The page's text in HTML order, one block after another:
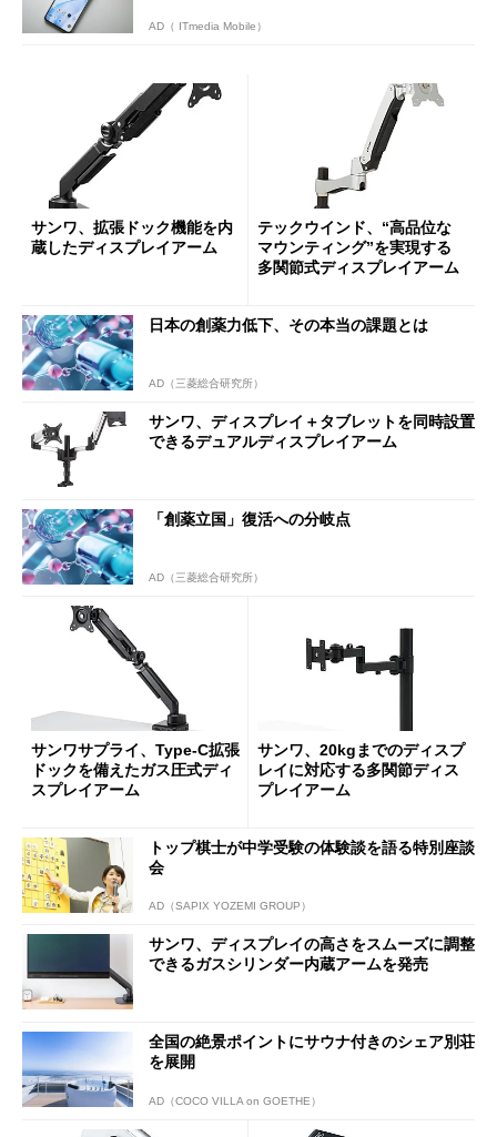
AD（ ITmedia Mobile）
サンワ、拡張ドック機能を内
蔵したディスプレイアーム
テックウインド、“高品位な
マウンティング”を実現する
多関節式ディスプレイアーム
日本の創薬力低下、その本当の課題とは
AD（三菱総合研究所）
サンワ、ディスプレイ＋タブレットを同時設置
できるデュアルディスプレイアーム
「創薬立国」復活への分岐点
AD（三菱総合研究所）
サンワサプライ、Type-C拡張
ドックを備えたガス圧式ディ
スプレイアーム
サンワ、20kgまでのディスプ
レイに対応する多関節ディス
プレイアーム
トップ棋士が中学受験の体験談を語る特別座談
会
AD（SAPIX YOZEMI GROUP）
サンワ、ディスプレイの高さをスムーズに調整
できるガスシリンダー内蔵アームを発売
全国の絶景ポイントにサウナ付きのシェア別荘
を展開
AD（COCO VILLA on GOETHE）